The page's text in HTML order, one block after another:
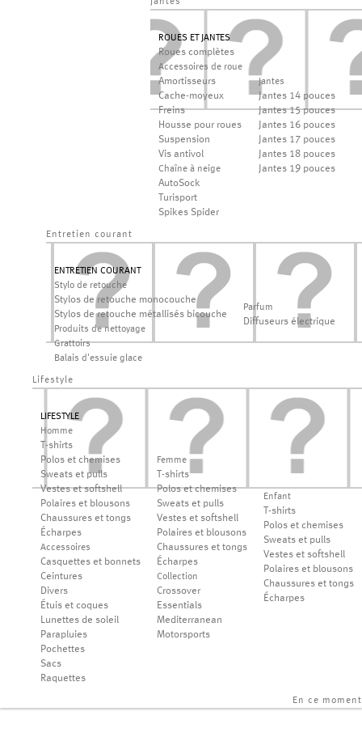
jantes
ROUES ET JANTES
Roues complètes
Accessoires de roue
Amortisseurs
Cache-moyeux
Freins
Housse pour roues
Suspension
Vis antivol
Chaîne à neige
AutoSock
Turisport
Spikes Spider
Jantes
Jantes 14 pouces
Jantes 15 pouces
Jantes 16 pouces
Jantes 17 pouces
Jantes 18 pouces
Jantes 19 pouces
Entretien courant
ENTRETIEN COURANT
Stylo de retouche
Stylos de retouche monocouche
Stylos de retouche métallisés bicouche
Produits de nettoyage
Grattoirs
Balais d'essuie glace
Parfum
Diffuseurs électrique
Lifestyle
LIFESTYLE
Homme
T-shirts
Polos et chemises
Sweats et pulls
Vestes et softshell
Polaires et blousons
Chaussures et tongs
Écharpes
Accessoires
Casquettes et bonnets
Ceintures
Divers
Étuis et coques
Lunettes de soleil
Parapluies
Pochettes
Sacs
Raquettes
Femme
T-shirts
Polos et chemises
Sweats et pulls
Vestes et softshell
Polaires et blousons
Chaussures et tongs
Écharpes
Collection
Crossover
Essentials
Mediterranean
Motorsports
Enfant
T-shirts
Polos et chemises
Sweats et pulls
Vestes et softshell
Polaires et blousons
Chaussures et tongs
Écharpes
En ce moment